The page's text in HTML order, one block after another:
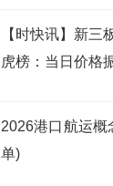
【时快讯】新三
虎榜：当日价格
2026港口航运概
单)